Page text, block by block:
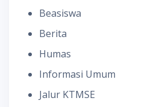
Beasiswa
Berita
Humas
Informasi Umum
Jalur KTMSE